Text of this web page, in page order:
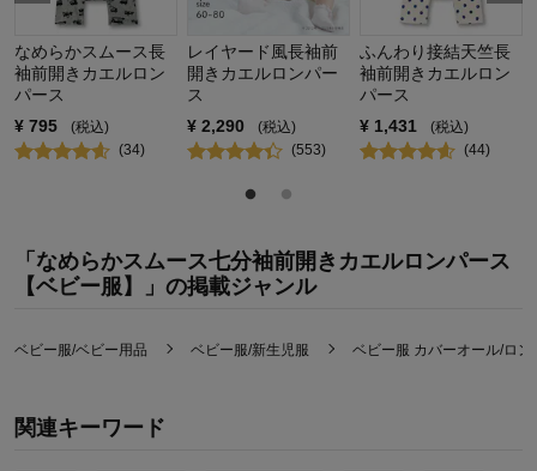
5.0
購入商品： 杢グレー車, 70
お子さまの年齢：
お子さまの性別：
男の子
なめらかスムース長
袖前開きカエルロン
パース
¥ 795
(税込)
(34)
レイヤード風長袖前
開きカエルロンパー
ス
¥ 2,290
(税込)
(553)
ふんわり接結天竺長
袖前開きカエルロン
パース
¥ 1,431
(税込)
(44)
「なめらかスムース七分袖前開きカエルロンパース
【ベビー服】」の掲載ジャンル
ベビー服/ベビー用品 ベビー服/新生児服 ベビー服 カバーオール/ロン
関連キーワード